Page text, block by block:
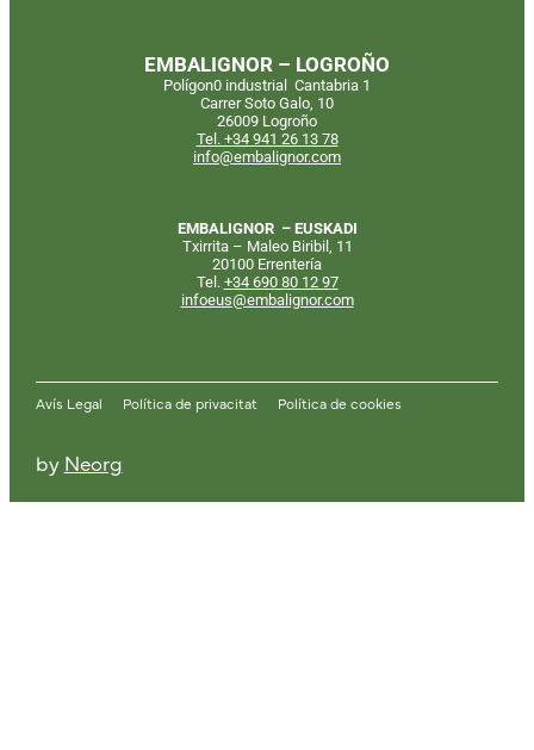
EMBALIGNOR – LOGROÑO
Polígon0 industrial Cantabria 1
Carrer Soto Galo, 10
26009 Logroño
Tel. +34 941 26 13 78
info@embalignor.com
EMBALIGNOR – EUSKADI
Txirrita – Maleo Biribil, 11
20100 Errentería
Tel. +34 690 80 12 97
infoeus@embalignor.com
Avís Legal Política de privacitat Política de cookies
by Neorg